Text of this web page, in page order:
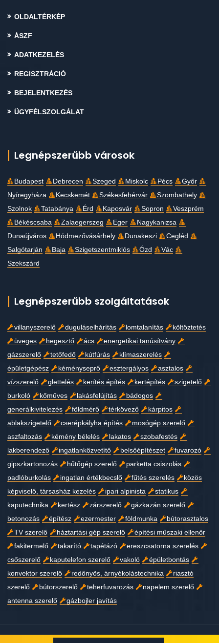
OLDALTÉRKÉP
ÁSZF
ADATKEZELÉS
REGISZTRÁCIÓ
BEJELENTKEZÉS
ÜGYFÉLSZOLGÁLAT
Legnépszerűbb városok
Budapest Debrecen Szeged Miskolc Pécs
Győr
Nyíregyháza
Kecskemét Székesfehérvár
Szombathely
Szolnok
Tatabánya Érd Kaposvár Sopron
Veszprém
Békéscsaba
Zalaegerszeg Eger
Nagykanizsa
Dunaújváros
Hódmezővásárhely Dunakeszi
Cegléd
Salgótarján
Baja Szigetszentmiklós Ózd
Vác
Szekszárd
Legnépszerűbb szolgáltatások
villanyszerelő duguláselhárítás lomtalanítás
költöztetés
üveges
hegesztő ács
energetikai tanúsítvány
gázszerelő
tetőfedő kútfúrás
klímaszerelés
épületgépész
kéményseprő esztergályos
asztalos
vízszerelő
glettelés kerítés építés kertépítés
szigetelő
burkoló
kőműves lakásfelújítás
bádogos
generálkivitelezés
földmérő térkövező
kárpitos
ablakszigetelő
cserépkályha építés
mosógép szerelő
aszfaltozás
kémény bélelés lakatos
szobafestés
lakberendező
ingatlanközvetítő belsőépítészet
fuvarozó
gipszkartonozás
hűtőgép szerelő
parketta csiszolás
padlóburkolás
ingatlan értékbecslő fűtés szerelés
közös
képviselő, társasház kezelés
ipari alpinista
statikus
kaputechnika
kertész zárszerelő
gázkazán szerelő
betonozás
építész ezermester földmunka
bútorasztalos
TV szerelő
háztartási gép szerelő
építési műszaki ellenőr
fakitermelő
takarító tapétázó
ereszcsatorna szerelés
csőszerelő
kaputelefon szerelő vakoló
épületbontás
konvektor szerelő
redőnyös, árnyékolástechnika
riasztó
szerelő
bútorszerelő teherfuvarozás
napelem szerelő
antenna szerelő
gázbojler javítás